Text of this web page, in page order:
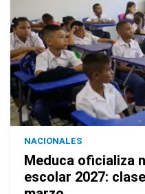
NACIONALES
Meduca oficializa
escolar 2027: